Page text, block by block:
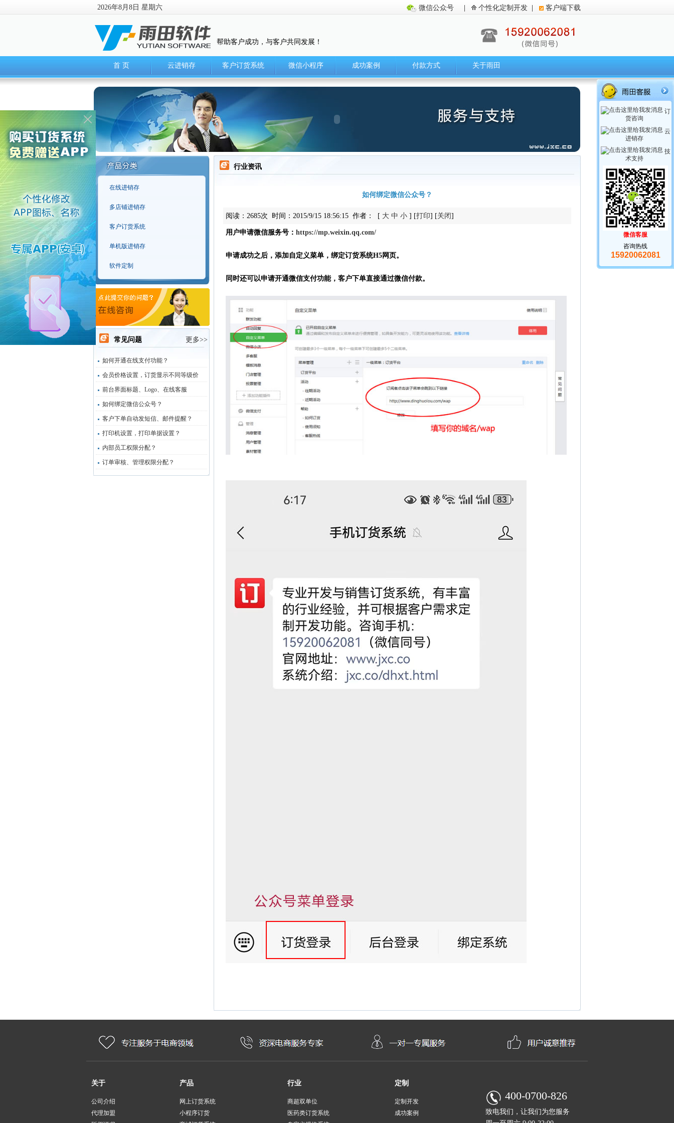
2026年8月8日 星期六 微信公众号 个性化定制开发 客户端下载
帮助客户成功，与客户共同发展！
首 页 云进销存 客户订货系统 微信小程序 成功案例 付款方式 关于雨田
在线进销存
多店铺进销存
客户订货系统
单机版进销存
软件定制
常见问题 更多>>
如何开通在线支付功能？
会员价格设置，订货显示不同等级价
前台界面标题、Logo、在线客服
如何绑定微信公众号？
客户下单自动发短信、邮件提醒？
打印机设置，打印单据设置？
内部员工权限分配？
订单审核、管理权限分配？
行业资讯
如何绑定微信公众号？
阅读：2685次 时间：2015/9/15 18:56:15 作者： [ 大 中 小 ] [打印] [关闭]
用户申请微信服务号： https://mp.weixin.qq.com/
申请成功之后，添加自定义菜单，绑定订货系统H5网页。
同时还可以申请开通微信支付功能，客户下单直接通过微信付款。
关于
公司介绍
代理加盟
产品
网上订货系统
小程序订货
行业
商超双单位
医药类订货系统
定制
定制开发
成功案例
400-0700-826
致电我们，让我们为您服务
订
货咨询
云
进销存
技
术支持
微信客服
咨询热线
15920062081